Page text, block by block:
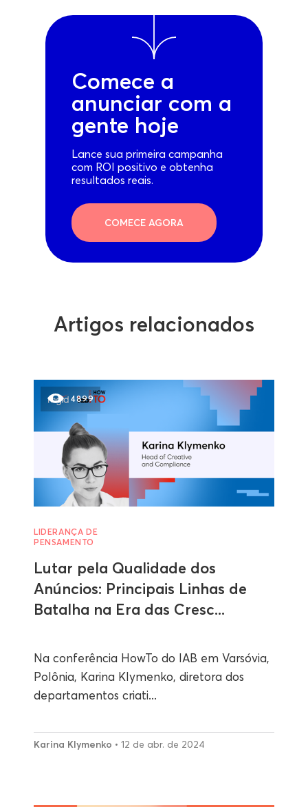
Comece a
anunciar com a
gente hoje
Lance sua primeira campanha
com ROI positivo e obtenha
resultados reais.
COMECE AGORA
Artigos relacionados
4899
LIDERANÇA DE
PENSAMENTO
Lutar pela Qualidade dos
Anúncios: Principais Linhas de
Batalha na Era das Cresc...
Na conferência HowTo do IAB em Varsóvia,
Polônia, Karina Klymenko, diretora dos
departamentos criati...
Karina Klymenko • 12 de abr. de 2024